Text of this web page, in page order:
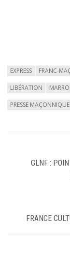
EXPRESS FRANC-
LIBÉRATION
PRESSE MAÇONNIQUE
GLNF :
FRANCE